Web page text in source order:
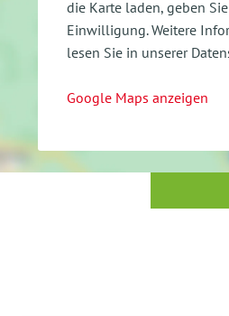
die Karte laden, geben
Einwilligung. Weitere
lesen Sie in unserer
Google Maps anzeigen